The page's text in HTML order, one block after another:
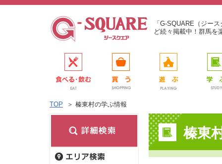
「G-SQUARE（ジー
ど続々掲載中！群馬を
TOP ＞ 榛東村の学ぶ情報
榛東